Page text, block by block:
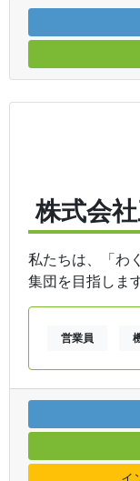
株式会
私たちは、「わ
集団を目指します
営業員
イ